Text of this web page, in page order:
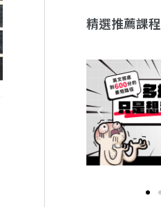
精選推薦課程